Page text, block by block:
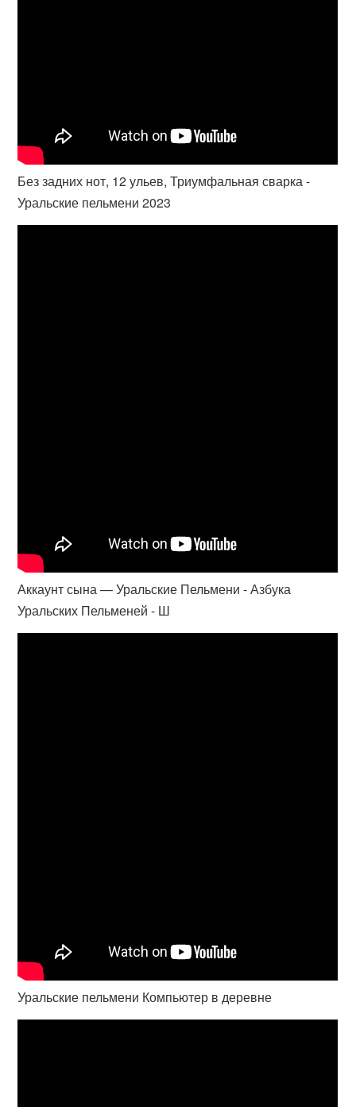
Без задних нот, 12 ульев, Триумфальная сварка -
Уральские пельмени 2023
Аккаунт сына — Уральские Пельмени - Азбука
Уральских Пельменей - Ш
Уральские пельмени Компьютер в деревне